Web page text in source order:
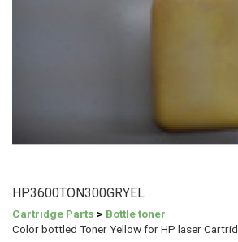
HP3600TON300GRYEL
Cartridge Parts > Bottle toner
Color bottled Toner Yellow for HP laser